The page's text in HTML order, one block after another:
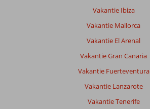
Vakantie Ibiza
Vakantie Mallorca
Vakantie El Arenal
Vakantie Gran Canaria
Vakantie Fuerteventura
Vakantie Lanzarote
Vakantie Tenerife